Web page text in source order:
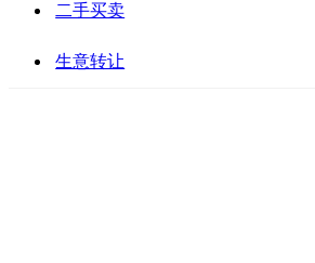
二手买卖
生意转让